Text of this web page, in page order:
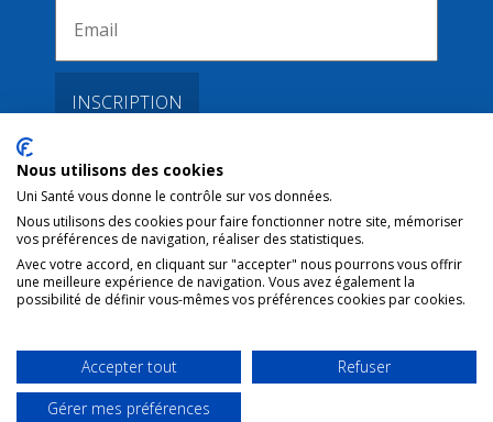
Nous utilisons des cookies
Uni Santé vous donne le contrôle sur vos données.
Nous utilisons des cookies pour faire fonctionner notre site, mémoriser
vos préférences de navigation, réaliser des statistiques.
Avec votre accord, en cliquant sur "accepter" nous pourrons vous offrir
une meilleure expérience de navigation. Vous avez également la
possibilité de définir vous-mêmes vos préférences cookies par cookies.
Accepter tout
Refuser
Gérer mes préférences
Liens
Conditions d’utilisation
Contact NL
Mentions Légales